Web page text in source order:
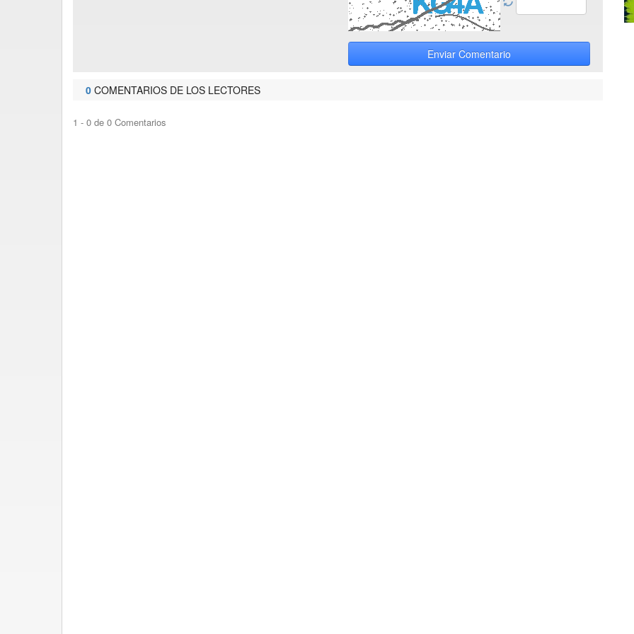
Enviar Comentario
0 COMENTARIOS DE LOS LECTORES
1 - 0 de 0 Comentarios